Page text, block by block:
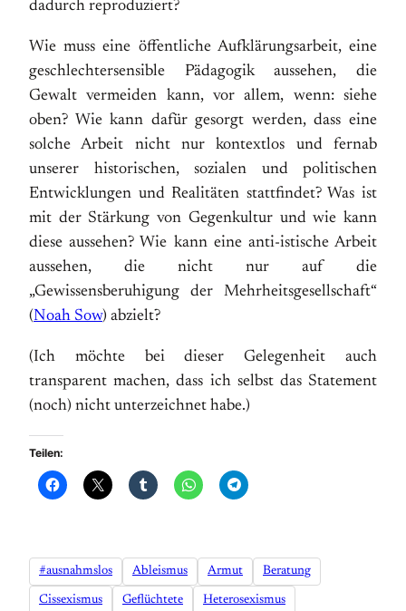
dadurch reproduziert?
Wie muss eine öffentliche Aufklärungsarbeit, eine
geschlechtersensible Pädagogik aussehen, die
Gewalt vermeiden kann, vor allem, wenn: siehe
oben? Wie kann dafür gesorgt werden, dass eine
solche Arbeit nicht nur kontextlos und fernab
unserer historischen, sozialen und politischen
Entwicklungen und Realitäten stattfindet? Was ist
mit der Stärkung von Gegenkultur und wie kann
diese aussehen? Wie kann eine anti-istische Arbeit
aussehen, die nicht nur auf die
„Gewissensberuhigung der Mehrheitsgesellschaft“
(Noah Sow) abzielt?
(Ich möchte bei dieser Gelegenheit auch
transparent machen, dass ich selbst das Statement
(noch) nicht unterzeichnet habe.)
Teilen:
#ausnahmslos Ableismus Armut Beratung
Cissexismus Geflüchtete Heterosexismus